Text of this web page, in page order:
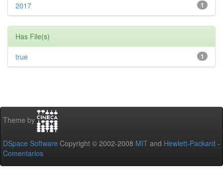
1
2017
Has File(s)
1
true
Theme by
DSpace Software Copyright © 2002-2008 MIT and Hewlett-Packard -
Comentarios